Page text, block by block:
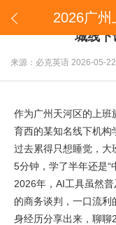
2026广州上班族
城线下
来源：必克英语 2026-05-22
作为广州天河区的上班
育西的某知名线下机构
过去累得只想睡觉，大
5分钟，学了半年还是“
2026年，AI工具虽然
的商务谈判，一口流
身经历分享出来，聊